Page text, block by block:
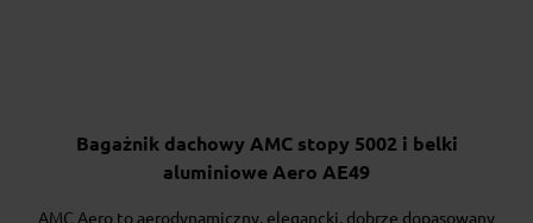
Bagażnik dachowy AMC stopy 5002 i belki
aluminiowe Aero AE49
AMC Aero to aerodynamiczny, elegancki, dobrze dopasowany